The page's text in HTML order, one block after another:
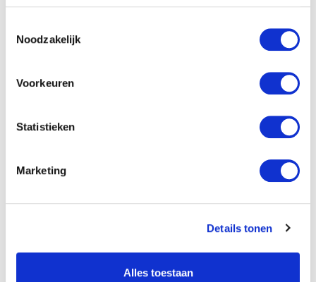
Noodzakelijk
Voorkeuren
Statistieken
Marketing
Details tonen
Alles toestaan
Niet gevonden wat je
Geef aan wat je wensen zijn, dan kijken we